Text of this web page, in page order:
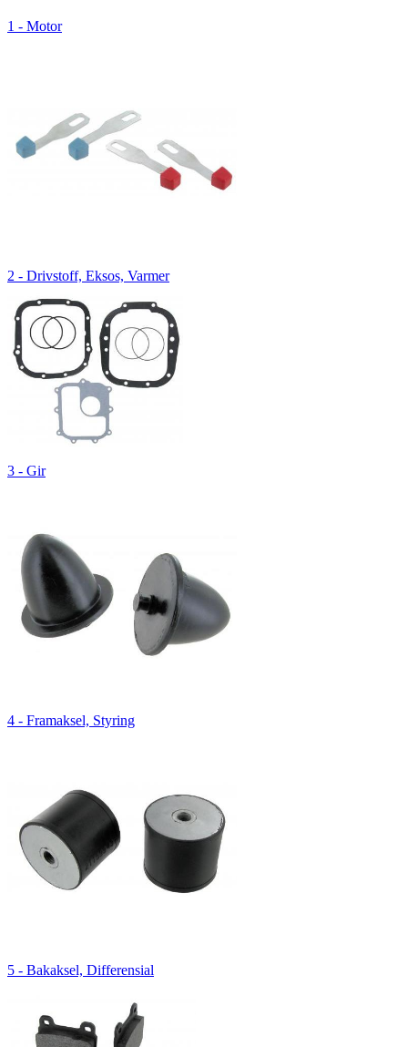
1 - Motor
2 - Drivstoff, Eksos, Varmer
3 - Gir
4 - Framaksel, Styring
5 - Bakaksel, Differensial